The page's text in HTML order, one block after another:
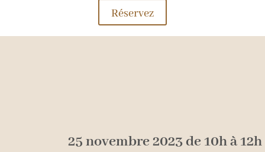
Réservez
25 novembre 2023 de 10h à 12h